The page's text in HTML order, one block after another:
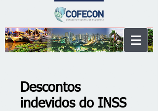
Descontos
indevidos do INSS